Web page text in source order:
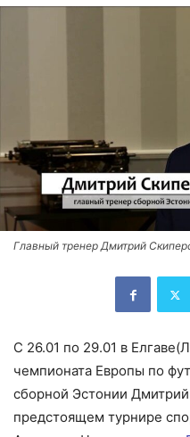
Главный тренер Дмитрий
C 26.01 по 29.01 в
чемпионата Европы по
сборной Эстонии
предстоящем турнире